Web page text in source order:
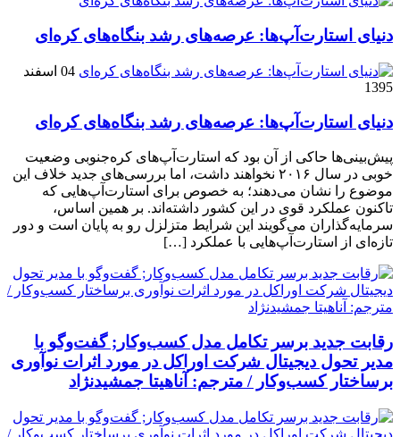
دنیای استارت‌آپ‌ها: عرصه‌های رشد بنگاه‌های کره‌ای‌
04 اسفند
1395
دنیای استارت‌آپ‌ها: عرصه‌های رشد بنگاه‌های کره‌ای‌
پیش‌بینی‌ها حاکی از آن بود که استارت‌آپ‌های کره‌جنوبی وضعیت
خوبی در سال ۲۰۱۶ نخواهند داشت، اما بررسی‌های جدید خلاف این
موضوع را نشان می‌دهند؛ به خصوص برای استارت‌آپ‌هایی که
تاکنون عملکرد قوی در این کشور داشته‌اند. بر همین اساس،
سرمایه‌گذاران می‌گویند این شرایط متزلزل رو به پایان است و دور
تازه‌ای از استارت‌آپ‌هایی با عملکرد […]
رقابت جدید برسر تکامل مدل کسب‌و‌کار; گفت‌وگو با
مدیر تحول دیجیتال شرکت اوراکل در مورد اثرات نوآوری
برساختار کسب‌وکار / مترجم: آناهیتا جمشیدنژاد